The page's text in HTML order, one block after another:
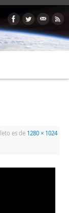
es de 1280 × 1024